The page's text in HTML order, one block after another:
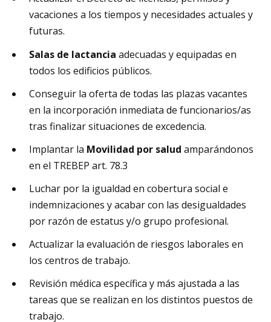
vacaciones a los tiempos y necesidades actuales y
futuras.
Salas de lactancia adecuadas y equipadas en
todos los edificios públicos.
Conseguir la oferta de todas las plazas vacantes
en la incorporación inmediata de funcionarios/as
tras finalizar situaciones de excedencia.
Implantar la Movilidad por salud amparándonos
en el TREBEP art. 78.3
Luchar por la igualdad en cobertura social e
indemnizaciones y acabar con las desigualdades
por razón de estatus y/o grupo profesional.
Actualizar la evaluación de riesgos laborales en
los centros de trabajo.
Revisión médica específica y más ajustada a las
tareas que se realizan en los distintos puestos de
trabajo.